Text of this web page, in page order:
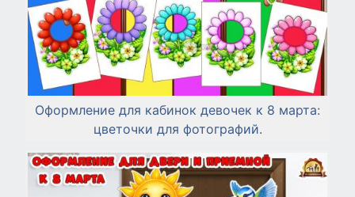
Оформление для кабинок девочек к 8 марта:
цветочки для фотографий.